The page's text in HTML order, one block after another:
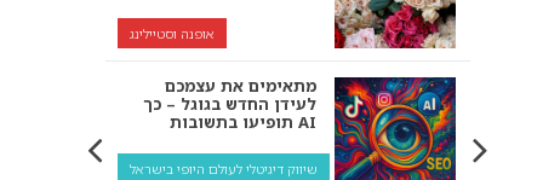
אופנה וסטיילינג
מתאימים את עצמכם
לעידן החדש בגוגל – כך
תופיעו בתשובות AI
שיווק דיגיטלי לעולם היופי בישראל